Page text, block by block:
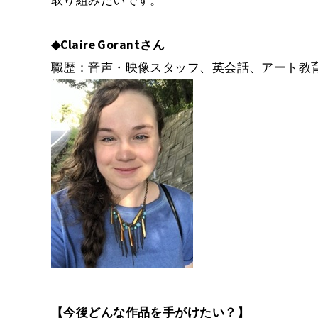
◆Claire Gorantさん
職歴：音声・映像スタッフ、英会話、アート教
【今後どんな作品を手がけたい？】